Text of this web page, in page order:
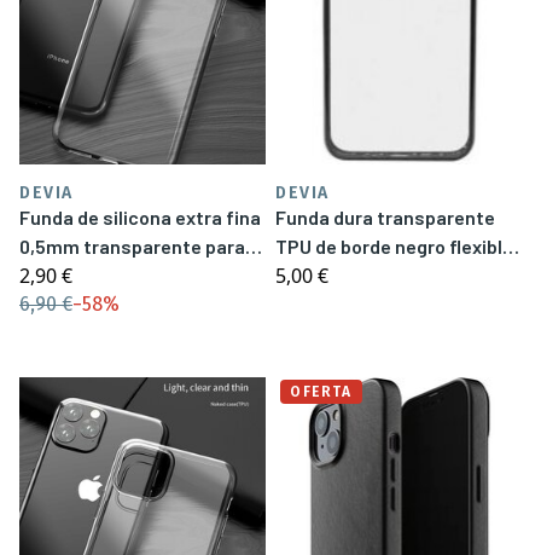
DEVIA
Funda de silicona extra fina
0,5mm transparente para
iPhone 11 Pro Max
2,90 €
6,90 €−58%
DEVIA
Funda dura transparente
TPU de borde negro flexible
para iPhone 11 Pro
5,00 €
OFERTA